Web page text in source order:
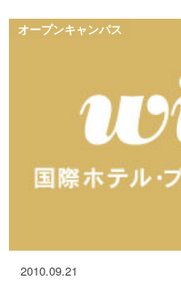
オープンキャンパス
2010.09.21